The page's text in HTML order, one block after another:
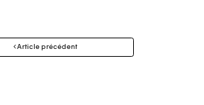
Article précédent